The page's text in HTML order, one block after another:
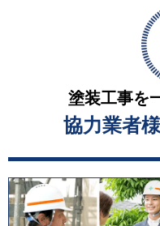
塗装工事を
協力業者